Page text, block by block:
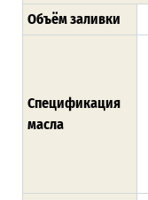
Объём заливки
Спецификация
масла